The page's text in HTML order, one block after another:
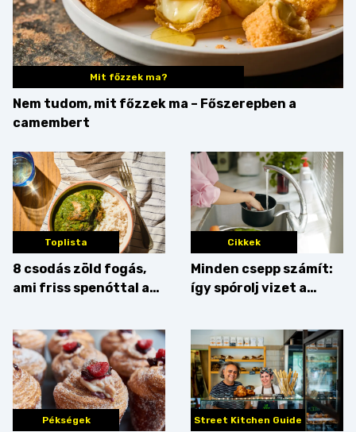
Mit főzzek ma?
Nem tudom, mit főzzek ma – Főszerepben a
camembert
Toplista
8 csodás zöld fogás,
ami friss spenóttal az
Cikkek
Minden csepp számít:
így spórolj vizet a
Pékségek Street Kitchen Guide